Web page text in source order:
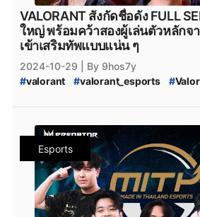
# VCT_2025 #ทีมvalorant #valorant
#เกมriotgames #riotgames #
#FPS #youtube #Youtube #Twitch
# foxz_valorant #foxz #
#FULL_SENSE_foxz #ptc_valorant
#FULL_SENSE_PTC
VALORANT สังกัดชื่อดัง FULL
ใหญ่ พร้อมคว้าสองผู้เล่นตัวหลักจ
เข้าเสริมทัพแบบแน่น ๆ
2024-10-29
| By 9hos7y
#valorant #valorant_esports #
VALORANT_Episode_9_ACT_III
VALORANT_Split_3
VALORANT_Challengers_Ascension
VCT_2025_Challengers_Ascension
fullsense_valorant #fullsense #
Esports